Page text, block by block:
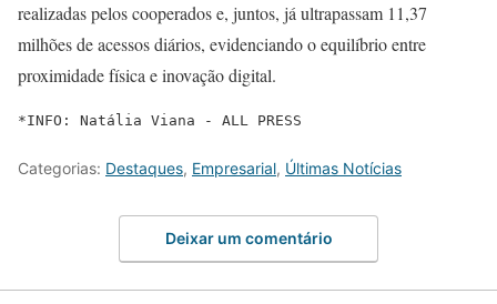
realizadas pelos cooperados e, juntos, já ultrapassam 11,37
milhões de acessos diários, evidenciando o equilíbrio entre
proximidade física e inovação digital.
*INFO: Natália Viana - ALL PRESS
Categorias: Destaques, Empresarial, Últimas Notícias
Deixar um comentário